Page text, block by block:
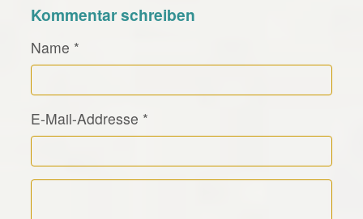
Kommentar schreiben
Name *
E-Mail-Addresse *
Kommentar Text